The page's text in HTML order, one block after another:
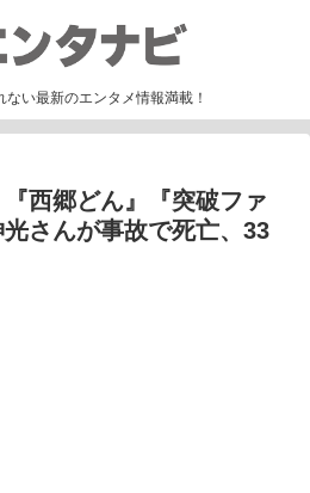
ない最新のエンタメ情報満載！
『西郷どん』『突破ファ
さんが事故で死亡、33